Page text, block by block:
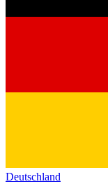
Deutschland